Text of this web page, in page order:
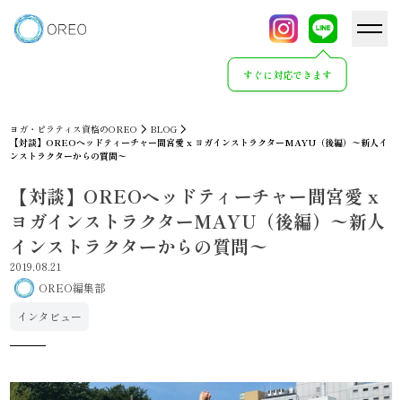
すぐに対応できます
ヨガ・ピラティス資格のOREO
BLOG
【対談】OREOヘッドティーチャー間宮愛 x ヨガインストラクターMAYU（後編）〜新人イ
ンストラクターからの質問〜
【対談】OREOヘッドティーチャー間宮愛 x
ヨガインストラクターMAYU（後編）〜新人
インストラクターからの質問〜
2019.08.21
OREO編集部
インタビュー